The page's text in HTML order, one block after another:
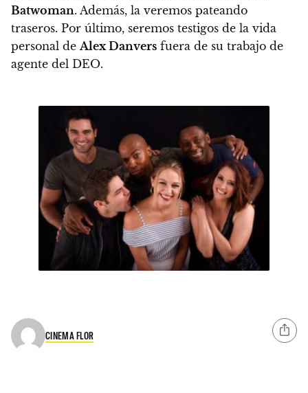
Batwoman. Además, la veremos pateando
traseros. Por último, seremos testigos de la vida
personal deAlex Danvers fuera de su trabajo de
agente del DEO.
CINEMA FLOR